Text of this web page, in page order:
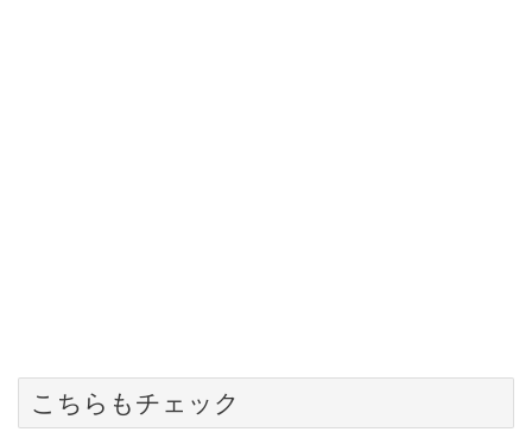
こちらもチェック